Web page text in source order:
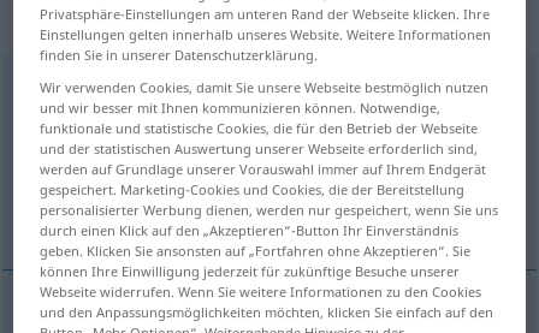
„sexy“: Adjektiv
sexy [ˈzɛksi]adj <inv> UMG
Übersicht aller Übersetzungen
(Für mehr Details die Übersetzung anklicken/antippen)
sexy
Privatsphäre-Einstellungen am unteren Rand der Webseite klicken. Ihre
Einstellungen gelten innerhalb unseres Website. Weitere Informationen
finden Sie in unserer Datenschutzerklärung.
Wir verwenden Cookies, damit Sie unsere Webseite bestmöglich nutzen
und wir besser mit Ihnen kommunizieren können. Notwendige,
funktionale und statistische Cookies, die für den Betrieb der Webseite
und der statistischen Auswertung unserer Webseite erforderlich sind,
werden auf Grundlage unserer Vorauswahl immer auf Ihrem Endgerät
gespeichert. Marketing-Cookies und Cookies, die der Bereitstellung
personalisierter Werbung dienen, werden nur gespeichert, wenn Sie uns
durch einen Klick auf den „Akzeptieren“-Button Ihr Einverständnis
geben. Klicken Sie ansonsten auf „Fortfahren ohne Akzeptieren“. Sie
können Ihre Einwilligung jederzeit für zukünftige Besuche unserer
Webseite widerrufen. Wenn Sie weitere Informationen zu den Cookies
und den Anpassungsmöglichkeiten möchten, klicken Sie einfach auf den